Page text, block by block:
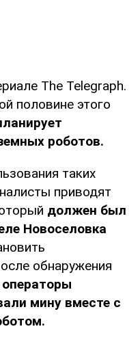
The Telegraph.
половине этого
роботов.
таких
приводят
должен был
Новоселовка
обнаружения
операторы
мину вместе с